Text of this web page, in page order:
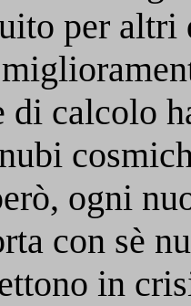
per altri
di calcolo
ogni
con sè
in